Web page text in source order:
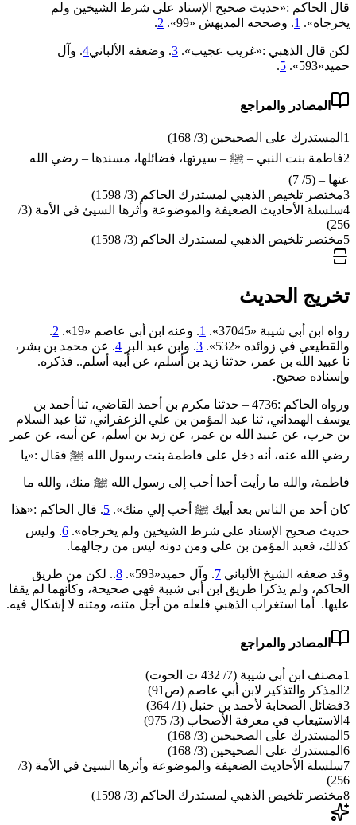
قال الحاكم :«حديث صحيح الإسناد على شرط الشيخين ولم
يخرجاه». 1. وصححه المديهش «99». 2
.
لكن قال الذهبي :«غريب عجيب». 3. وضعفه الألباني4. وآل
حميد«593».
5
.
المصادر والمراجع
1 المستدرك على الصحيحين (3/ 168)
2فاطمة بنت النبي – ﷺ – سيرتها، فضائلها، مسندها – رضي الله
عنها – (5/ 7)
3مختصر تلخيص الذهبي لمستدرك الحاكم (3/ 1598)
4
سلسلة الأحاديث الضعيفة والموضوعة وأثرها السيئ في الأمة (3/
256)
5مختصر تلخيص الذهبي لمستدرك الحاكم (3/ 1598)
تخريج الحديث
رواه ابن أبي شيبة «37045». 1. وعنه ابن أبي عاصم «19». 2
.
والقطيعي في زوائده «532».
3. وابن عبد البر 4. عن محمد بن بشر،
نا عبيد الله بن عمر، حدثنا زيد بن أسلم، عن أبيه أسلم.. فذكره.
وإسناده صحيح.
ورواه الحاكم :4736 – حدثنا مكرم بن أحمد القاضي، ثنا أحمد بن
يوسف الهمداني، ثنا عبد المؤمن بن علي الزعفراني، ثنا عبد السلام
بن حرب، عن عبيد الله بن عمر، عن زيد بن أسلم، عن أبيه، عن عمر
رضي الله عنه، أنه دخل على فاطمة بنت رسول الله ﷺ فقال :«يا
فاطمة، والله ما رأيت أحدا أحب إلى رسول الله ﷺ منك، والله ما
‌كان ‌أحد ‌من ‌الناس ‌بعد ‌أبيك ﷺ أحب إلي منك». 5. قال الحاكم :«هذا
حديث صحيح الإسناد على شرط الشيخين ولم يخرجاه». 6. وليس
كذلك، فعبد المؤمن بن علي ومن دونه ليس من رجالهما.
وقد ضعفه الشيخ الألباني 7. وآل حميد«593». 8.. لكن من طريق
الحاكم، ولم يذكرا طريق ابن أبي شيبة فهي صحيحة، وكأنهما لم يقفا
عليها. أما استغراب الذهبي فلعله من أجل متنه، ومتنه لا إشكال فيه.
المصادر والمراجع
1مصنف ابن أبي شيبة (7/ 432 ت الحوت)
2 المذكر والتذكير لابن أبي عاصم (ص91)
3فضائل الصحابة لأحمد بن حنبل (1/ 364)
4 الاستيعاب في معرفة الأصحاب (3/ 975)
5 المستدرك على الصحيحين (3/ 168)
6 المستدرك على الصحيحين (3/ 168)
7
سلسلة الأحاديث الضعيفة والموضوعة وأثرها السيئ في الأمة (3/
256)
8مختصر تلخيص الذهبي لمستدرك الحاكم (3/ 1598)